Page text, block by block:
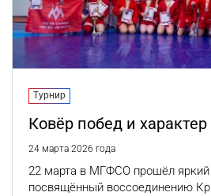
Турнир
Ковёр побед и
24 марта 2026 года
22 марта в МГФСО прошёл яркий
посвящённый воссоединению